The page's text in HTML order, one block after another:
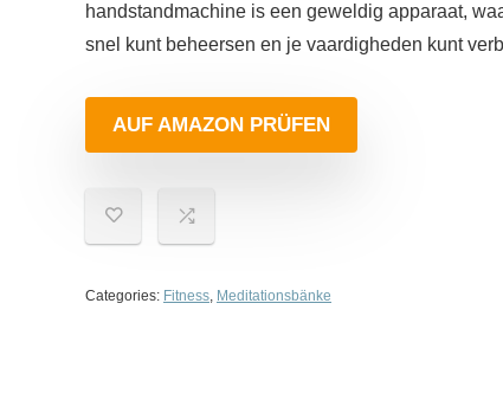
handstandmachine is een geweldig apparaat,
snel kunt beheersen en je vaardigheden kunt
AUF AMAZON PRÜFEN
Categories: Fitness, Meditationsbänke